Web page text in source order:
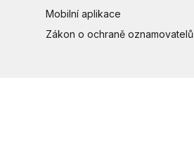
Mobilní aplikace
Zákon o ochraně oznamovatelů